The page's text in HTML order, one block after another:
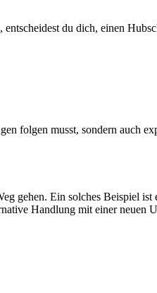
du dich, einen
folgen musst, sondern auch
gehen. Ein solches Beispiel ist
Handlung mit einer neuen